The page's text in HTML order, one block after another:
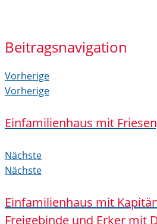
Beitragsnavigation
Vorherige
Vorherige
Einfamilienhaus mit
Nächste
Nächste
Einfamilienhaus mit
Freigebinde und Erker mit